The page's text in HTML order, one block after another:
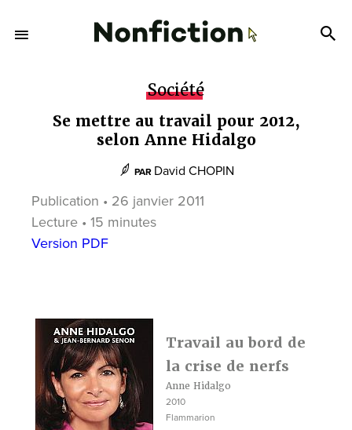
Société
Se mettre au travail pour 2012,
selon Anne Hidalgo
PAR David CHOPIN
Publication • 26 janvier 2011
Lecture • 15 minutes
Version PDF
Travail au bord de
la crise de nerfs
Anne Hidalgo
2010
Flammarion